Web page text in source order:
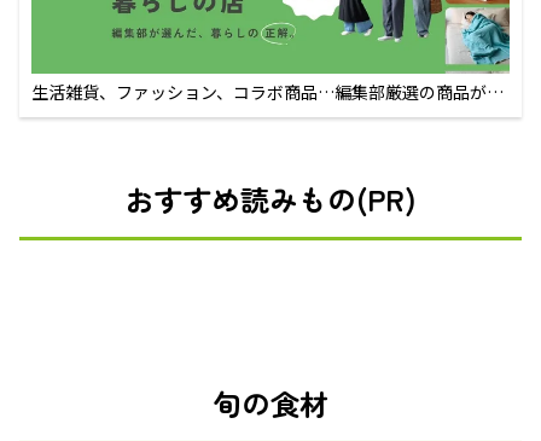
生活雑貨、ファッション、コラボ商品…編集部厳選の商品が買
えるECサイト
おすすめ読みもの(PR)
旬の食材